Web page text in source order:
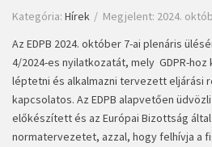
Kategória: Hírek
Megjelent: 2024.
Az EDPB 2024. október 7-ai plenáris
4/2024-es nyilatkozatát, mely GDPR-
léptetni és alkalmazni tervezett eljárási
kapcsolatos. Az EDPB alapvetően
előkészített és az Európai Bizottság
normatervezetet, azzal, hogy felhívja a